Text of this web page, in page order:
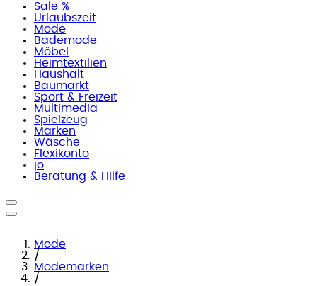
Sale %
Urlaubszeit
Mode
Bademode
Möbel
Heimtextilien
Haushalt
Baumarkt
Sport & Freizeit
Multimedia
Spielzeug
Marken
Wäsche
Flexikonto
jö
Beratung & Hilfe
Mode
/
Modemarken
/